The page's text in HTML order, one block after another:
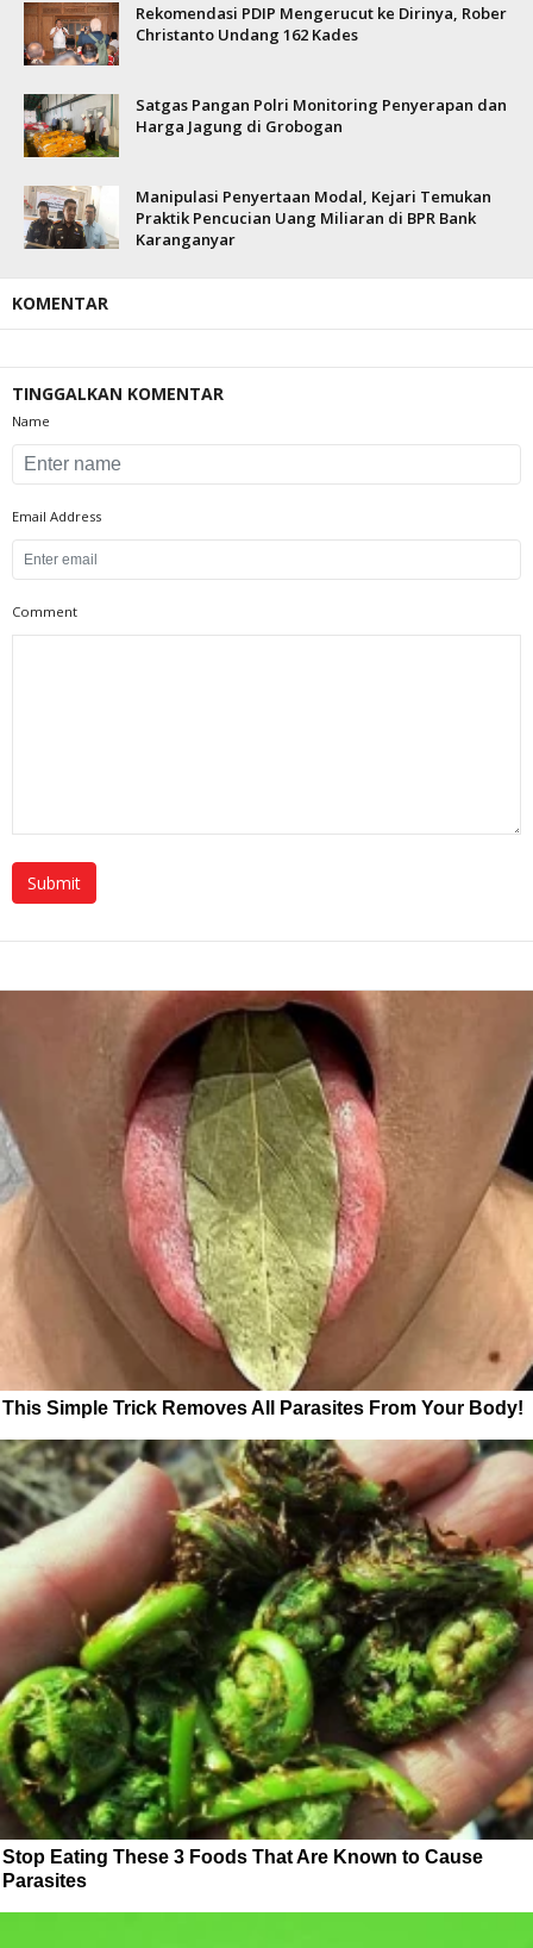
Rekomendasi PDIP Mengerucut ke Dirinya, Rober
Christanto Undang 162 Kades
Satgas Pangan Polri Monitoring Penyerapan dan
Harga Jagung di Grobogan
Manipulasi Penyertaan Modal, Kejari Temukan
Praktik Pencucian Uang Miliaran di BPR Bank
Karanganyar
KOMENTAR
TINGGALKAN KOMENTAR
Name
Email Address
Comment
This Simple Trick Removes All Parasites From Your Body!
Stop Eating These 3 Foods That Are Known to Cause
Parasites